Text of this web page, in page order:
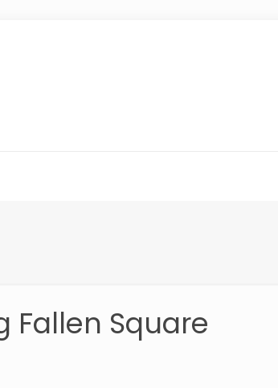
Fallen Square